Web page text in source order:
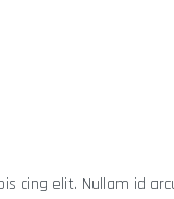
cing elit. Nullam id